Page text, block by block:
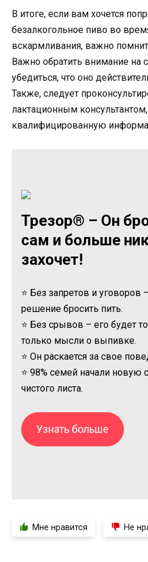
В итоге, если вам хочется
безалкогольное пиво во
вскармливания, важно
Важно обратить внимание на
убедиться, что оно
Также, следует
лактационным
квалифицированную
Трезор® – Он
сам и больше
захочет!
⭐ Без запретов и уговоров
решение бросить пить.
⭐ Без срывов – его будет
только мысли о выпивке.
⭐ Он раскается за свое
⭐ 98% семей начали новую
чистого листа.
Узнать больше
Мне нравится Не